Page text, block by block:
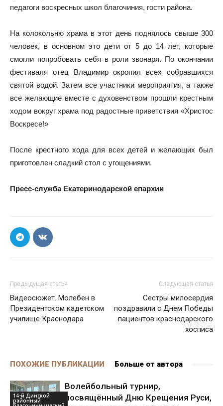
педагоги воскресных школ благочиния, гости района.
На колокольню храма в этот день поднялось свыше 300
человек, в основном это дети от 5 до 14 лет, которые
смогли попробовать себя в роли звонаря. По окончании
фестиваля отец Владимир окропил всех собравшихся
святой водой. Затем все участники мероприятия, а также
все желающие вместе с духовенством прошли крестным
ходом вокруг храма под радостные приветствия «Христос
Воскресе!»
После крестного хода для всех детей и желающих был
приготовлен сладкий стол с угощениями.
Пресс-служба Екатеринодарской епархии
Предыдущая статья
Видеосюжет. Молебен в
Президентском кадетском
училище Краснодара
Следующая статья
Сестры милосердия
поздравили с Днем Победы
пациентов краснодарского
хосписа
ПОХОЖИЕ ПУБЛИКАЦИИ Больше от автора
14-й Динской
районный
Волейбольный турнир,
посвящённый Дню Крещения Руси,